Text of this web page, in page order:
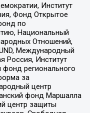
Институт
Фонд Открытое
по
Национальный
Отношений,
Международный
Россия, Институт
регионального
за
центр
фонд Маршалла
центр защиты